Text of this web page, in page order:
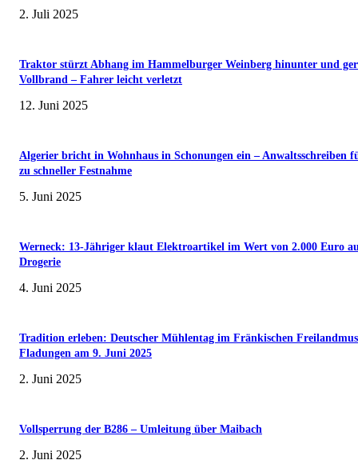
2. Juli 2025
Traktor stürzt Abhang im Hammelburger Weinberg hinunter und
Vollbrand – Fahrer leicht verletzt
12. Juni 2025
Algerier bricht in Wohnhaus in Schonungen ein – Anwaltsschreiben
zu schneller Festnahme
5. Juni 2025
Werneck: 13-Jähriger klaut Elektroartikel im Wert von 2.000 Euro
Drogerie
4. Juni 2025
Tradition erleben: Deutscher Mühlentag im Fränkischen
Fladungen am 9. Juni 2025
2. Juni 2025
Vollsperrung der B286 – Umleitung über Maibach
2. Juni 2025